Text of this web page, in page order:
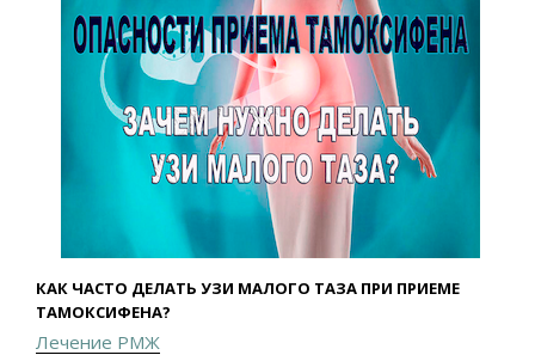
КАК ЧАСТО ДЕЛАТЬ УЗИ МАЛОГО ТАЗА ПРИ ПРИЕМЕ
ТАМОКСИФЕНА?
Лечение РМЖ